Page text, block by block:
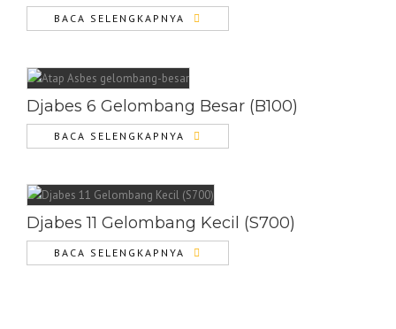
BACA SELENGKAPNYA
Djabes 6 Gelombang Besar (B100)
BACA SELENGKAPNYA
Djabes 11 Gelombang Kecil (S700)
BACA SELENGKAPNYA